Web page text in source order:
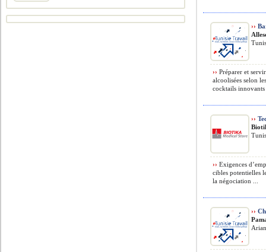
››
›› Préparer et
alcoolisées selon
cocktails
››
›› Exigences
cibles potentielles
la négociation ...
››